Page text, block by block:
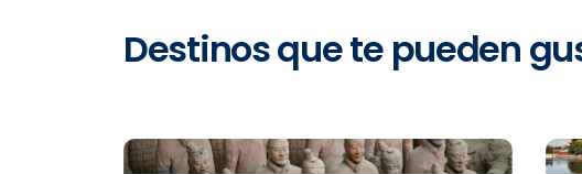
Destinos que te pueden